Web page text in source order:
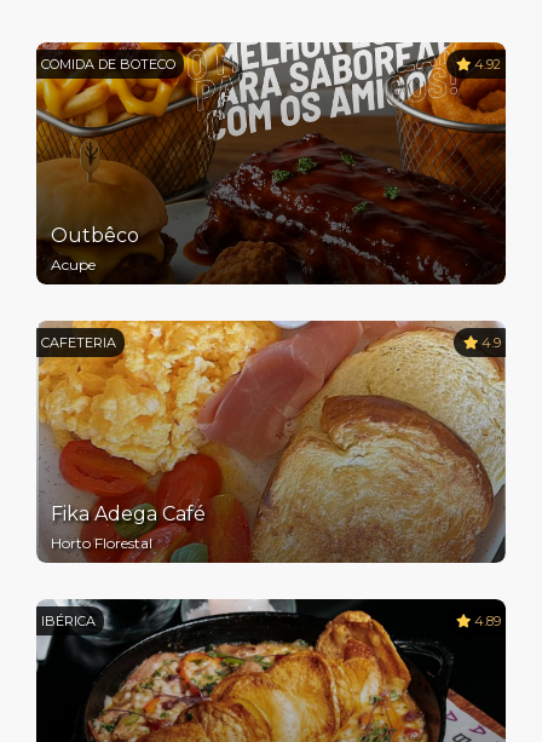
COMIDA DE BOTECO 4.92
Outbêco
Acupe
CAFETERIA 4.9
Fika Adega Café
Horto Florestal
IBÉRICA 4.89